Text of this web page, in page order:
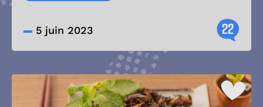
5 juin 2023 22